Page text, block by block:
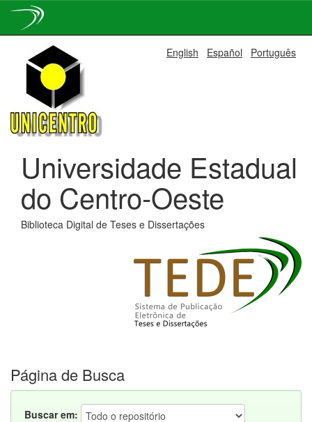
navigation
English Español Português
Universidade Estadual
do Centro-Oeste
Biblioteca Digital de Teses e Dissertações
Página de Busca
Buscar em: